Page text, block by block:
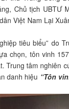
Chủ tịch UBTƯ
Việt Nam Lại
tiêu biểu” do
chọn, tôn vinh
Trung tâm nghiên
danh hiệu “Tôn